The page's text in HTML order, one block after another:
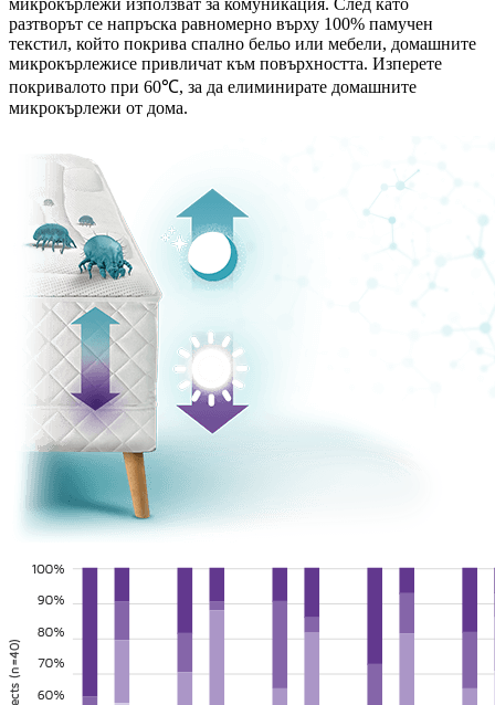
разтворът се напръска равномерно върху 100% памучен
текстил, който покрива спално бельо или мебели, домашните
микрокърлежисе привличат към повърхността. Изперете
покривалото при 60℃, за да елиминирате домашните
микрокърлежи от дома.